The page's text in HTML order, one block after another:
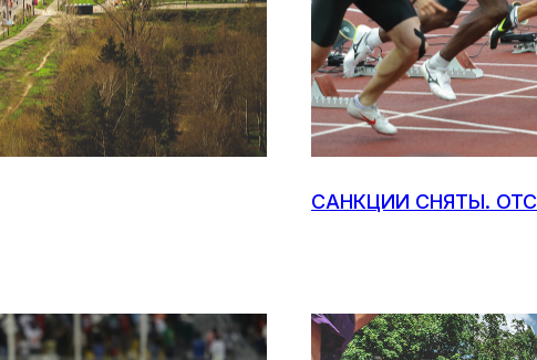
САНКЦИИ СНЯТЫ.